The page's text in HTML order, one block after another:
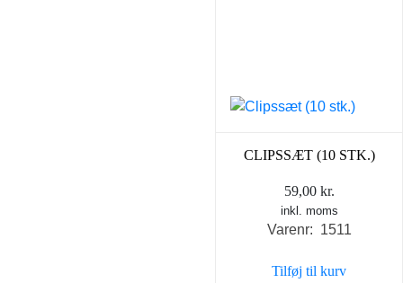
CLIPSSÆT (10 STK.)
59,00 kr.
inkl. moms
Varenr: 1511
Tilføj til kurv